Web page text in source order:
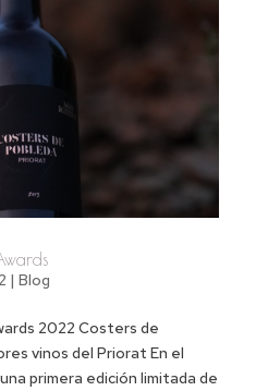
| Blog
2022 Costers de
vinos del Priorat En el
primera edición limitada de